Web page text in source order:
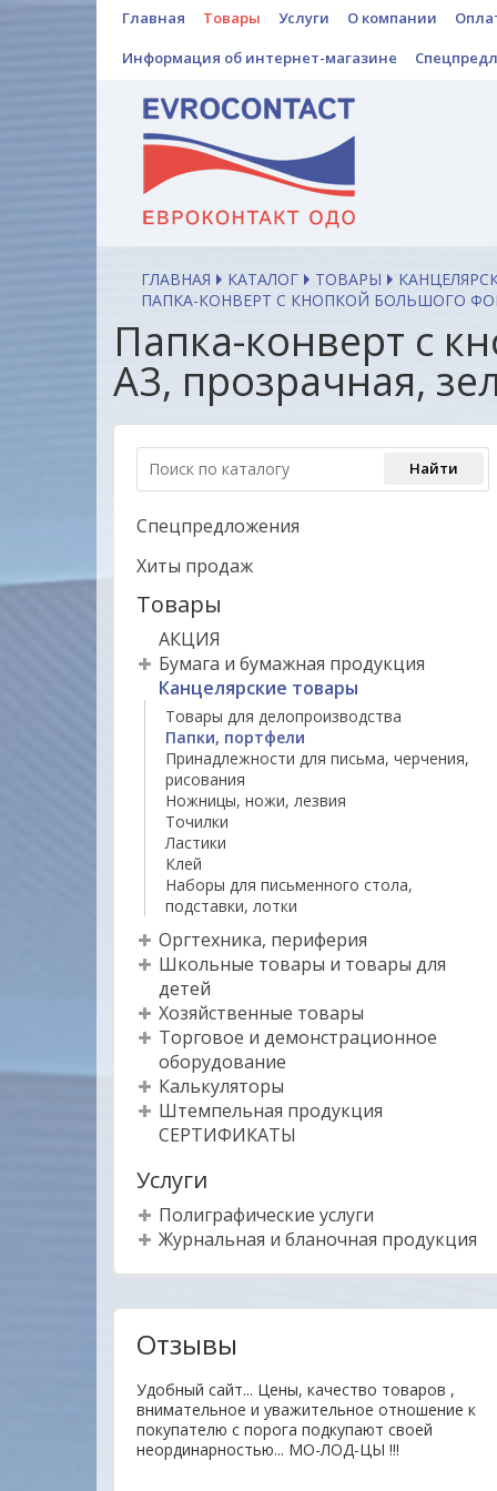
Главная Товары Услуги О компании
Информация об интернет-магазине
ГЛАВНАЯ КАТАЛОГ ТОВАРЫ
ПАПКА-КОНВЕРТ С КНОПКОЙ БОЛЬШОГО
Папка-конверт с
А3, прозрачная,
Спецпредложения
Хиты продаж
Товары
АКЦИЯ
Бумага и бумажная продукция
Канцелярские товары
Товары для делопроизводства
Папки, портфели
Принадлежности для письма, черчения,
рисования
Ножницы, ножи, лезвия
Точилки
Ластики
Клей
Наборы для письменного стола,
подставки, лотки
Оргтехника, периферия
Школьные товары и товары для
детей
Хозяйственные товары
Торговое и демонстрационное
оборудование
Калькуляторы
Штемпельная продукция
СЕРТИФИКАТЫ
Услуги
Полиграфические услуги
Журнальная и бланочная продукция
Отзывы
Удобный сайт... Цены, качество товаров ,
внимательное и уважительное отношение к
покупателю с порога подкупают своей
неординарностью... МО-ЛОД-ЦЫ !!!